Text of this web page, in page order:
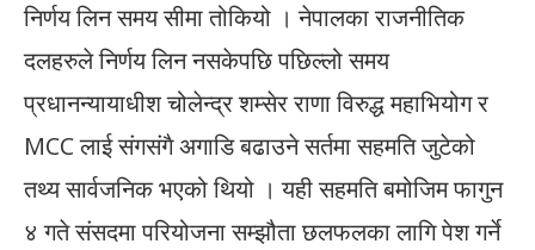
निर्णय लिन समय सीमा तोकियो । नेपालका राजनीतिक
दलहरुले निर्णय लिन नसकेपछि पछिल्लो समय
प्रधानन्यायाधीश चोलेन्द्र शम्सेर राणा विरुद्ध महाभियोग र
MCC लाई संगसंगै अगाडि बढाउने सर्तमा सहमति जुटेको
तथ्य सार्वजनिक भएको थियो । यही सहमति बमोजिम फागुन
४ गते संसदमा परियोजना सम्झौता छलफलका लागि पेश गर्ने